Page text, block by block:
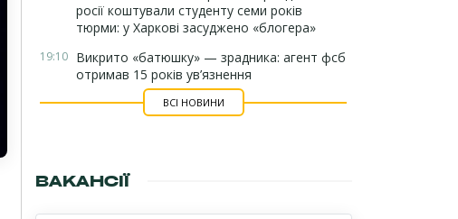
росії коштували студенту семи років
тюрми: у Харкові засуджено «блогера»
19:10 Викрито «батюшку» — зрадника: агент фсб
отримав 15 років ув’язнення
ВСІ НОВИНИ
ВАКАНСІЇ